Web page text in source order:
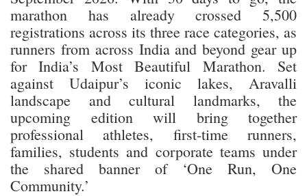
marathon has already crossed 5,500
registrations across its three race categories, as
runners from across India and beyond gear up
for India’s Most Beautiful Marathon. Set
against Udaipur’s iconic lakes, Aravalli
landscape and cultural landmarks, the
upcoming edition will bring together
professional athletes, first-time runners,
families, students and corporate teams under
the shared banner of ‘One Run, One
Community.’